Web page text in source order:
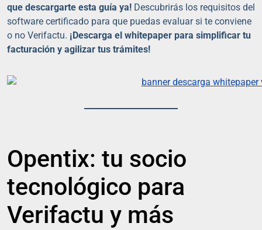
que descargarte esta guía ya! Descubrirás los requisitos del
software certificado para que puedas evaluar si te conviene
o no Verifactu. ¡Descarga el whitepaper para simplificar tu
facturación y agilizar tus trámites!
Opentix: tu socio
tecnológico para
Verifactu y más